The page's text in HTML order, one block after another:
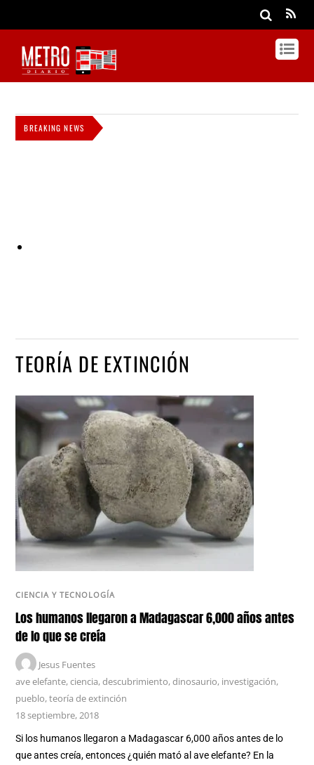
BREAKING NEWS
TEORÍA DE EXTINCIÓN
CIENCIA Y TECNOLOGÍA
Los humanos llegaron a Madagascar 6,000 años antes
de lo que se creía
Jesus Fuentes
ave elefante,ciencia,descubrimiento,dinosaurio, investigación,
pueblo,teoría de extinción
18 septiembre, 2018
Si los humanos llegaron a Madagascar 6,000 años antes de lo
que antes creía, entonces ¿quién mató al ave elefante? En la